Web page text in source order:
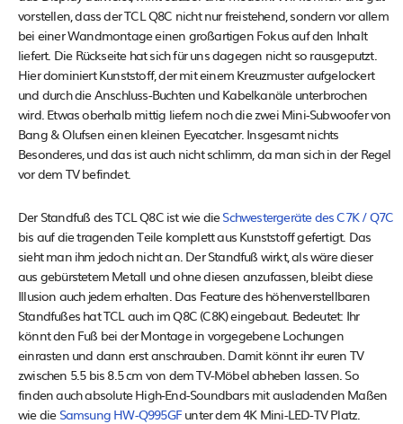
vorstellen, dass der TCL Q8C nicht nur freistehend, sondern vor allem
bei einer Wandmontage einen großartigen Fokus auf den Inhalt
liefert. Die Rückseite hat sich für uns dagegen nicht so rausgeputzt.
Hier dominiert Kunststoff, der mit einem Kreuzmuster aufgelockert
und durch die Anschluss-Buchten und Kabelkanäle unterbrochen
wird. Etwas oberhalb mittig liefern noch die zwei Mini-Subwoofer von
Bang & Olufsen einen kleinen Eyecatcher. Insgesamt nichts
Besonderes, und das ist auch nicht schlimm, da man sich in der Regel
vor dem TV befindet.
Der Standfuß des TCL Q8C ist wie dieSchwestergeräte des C7K / Q7C
bis auf die tragenden Teile komplett aus Kunststoff gefertigt. Das
sieht man ihm jedoch nicht an. Der Standfuß wirkt, als wäre dieser
aus gebürstetem Metall und ohne diesen anzufassen, bleibt diese
Illusion auch jedem erhalten. Das Feature des höhenverstellbaren
Standfußes hat TCL auch im Q8C (C8K) eingebaut. Bedeutet: Ihr
könnt den Fuß bei der Montage in vorgegebene Lochungen
einrasten und dann erst anschrauben. Damit könnt ihr euren TV
zwischen 5.5 bis 8.5 cm von dem TV-Möbel abheben lassen. So
finden auch absolute High-End-Soundbars mit ausladenden Maßen
wie die Samsung HW-Q995GFunter dem 4K Mini-LED-TV Platz.